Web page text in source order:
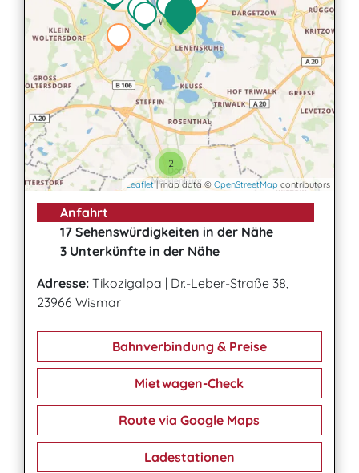
2
Leaflet| map data © OpenStreetMap contributors
Anfahrt
17 Sehenswürdigkeiten in der Nähe
3 Unterkünfte in der Nähe
Adresse: Tikozigalpa | Dr.-Leber-Straße 38,
23966 Wismar
Bahnverbindung & Preise
Mietwagen-Check
Route via Google Maps
Ladestationen